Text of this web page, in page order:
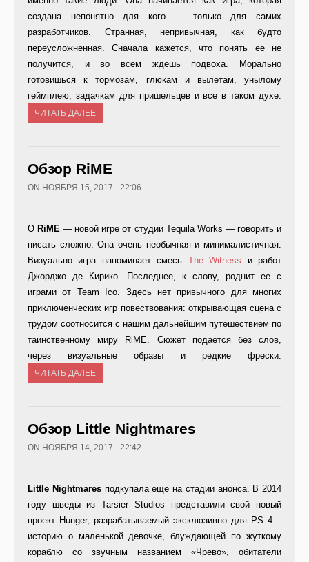
создана непонятно для кого — только для самих
разработчиков. Странная, непривычная, как будто
переусложненная. Сначала кажется, что понять ее не
получится, и во всем ждешь подвоха. Морально
готовишься к тормозам, глюкам и вылетам, унылому
геймплею, задачкам для пришельцев и все в таком духе.
ЧИТАТЬ ДАЛЕЕ
Обзор RiME
ON НОЯБРЯ 15, 2017 - 22:06
О RiME — новой игре от студии Tequila Works — говорить и
писать сложно. Она очень необычная и минималистичная.
Визуально игра напоминает смесь The Witness и работ
Джорджо де Кирико. Последнее, к слову, роднит ее с
играми от Team Ico. Здесь нет привычного для многих
приключенческих игр повествования: открывающая сцена с
трудом соотносится с нашим дальнейшим путешествием по
таинственному миру RiME. Сюжет подается без слов,
через визуальные образы и редкие фрески.
ЧИТАТЬ ДАЛЕЕ
Обзор Little Nightmares
ON НОЯБРЯ 14, 2017 - 22:42
Little Nightmaresподкупала еще на стадии анонса. В 2014
году шведы из Tarsier Studios представили свой новый
проект Hunger, разрабатываемый эксклюзивно для PS 4 –
историю о маленькой девочке, блуждающей по жуткому
кораблю со звучным названием «Чрево», обитатели